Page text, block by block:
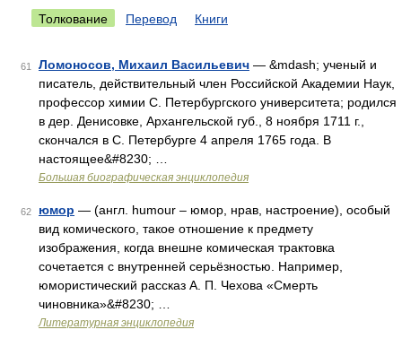
Толкование Перевод Книги
61 Ломоносов, Михаил Васильевич — &mdash; ученый и
писатель, действительный член Российской Академии Наук,
профессор химии С. Петербургского университета; родился
в дер. Денисовке, Архангельской губ., 8 ноября 1711 г.,
скончался в С. Петербурге 4 апреля 1765 года. В
настоящее&#8230; …
Большая биографическая энциклопедия
62 юмор — (англ. humour – юмор, нрав, настроение), особый
вид комического, такое отношение к предмету
изображения, когда внешне комическая трактовка
сочетается с внутренней серьёзностью. Например,
юмористический рассказ А. П. Чехова «Смерть
чиновника»&#8230; …
Литературная энциклопедия